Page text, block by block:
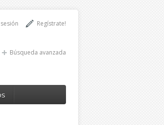
Regístrate!
Búsqueda avanzada